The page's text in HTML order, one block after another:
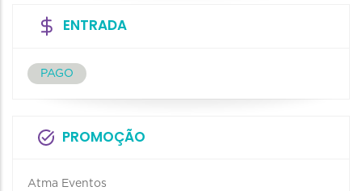
ENTRADA
PAGO
PROMOÇÃO
Atma Eventos